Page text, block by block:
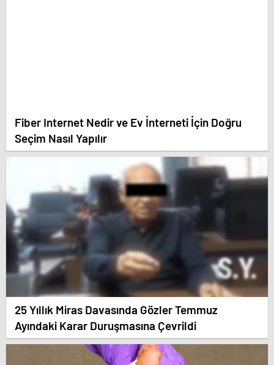
Fiber Internet Nedir ve Ev İnterneti İçin Doğru
Seçim Nasıl Yapılır
25 Yıllık Miras Davasında Gözler Temmuz
Ayındaki Karar Duruşmasına Çevrildi